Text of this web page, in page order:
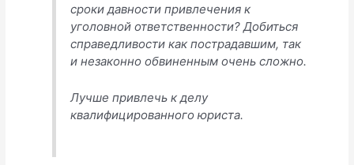
сроки давности привлечения к
уголовной ответственности? Добиться
справедливости как пострадавшим, так
и незаконно обвиненным очень сложно.
Лучше привлечь к делу
квалифицированного юриста.